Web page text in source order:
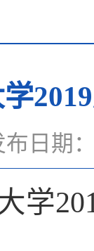
布日期
学